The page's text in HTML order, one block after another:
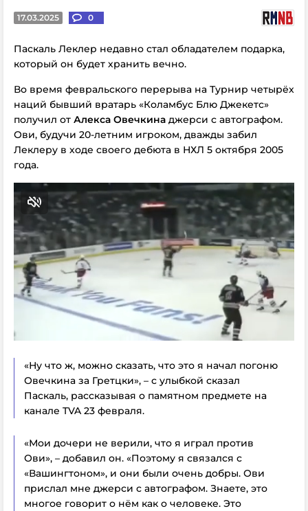
17.03.2025 0
Паскаль Леклер недавно стал обладателем подарка,
который он будет хранить вечно.
Во время февральского перерыва на Турнир четырёх
наций бывший вратарь «Коламбус Блю Джекетс»
получил от Алекса Овечкина джерси с автографом.
Ови, будучи 20-летним игроком, дважды забил
Леклеру в ходе своего дебюта в НХЛ 5 октября 2005
года.
«Ну что ж, можно сказать, что это я начал погоню
Овечкина за Гретцки», – с улыбкой сказал
Паскаль, рассказывая о памятном предмете на
канале TVA 23 февраля.
«Мои дочери не верили, что я играл против
Ови», – добавил он. «Поэтому я связался с
«Вашингтоном», и они были очень добры. Ови
прислал мне джерси с автографом. Знаете, это
многое говорит о нём как о человеке. Это